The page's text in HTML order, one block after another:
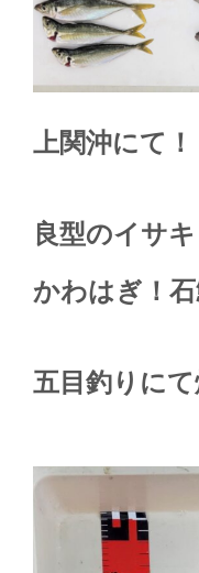
上関沖にて！
良型のイサ
かわはぎ！石
五目釣りにて